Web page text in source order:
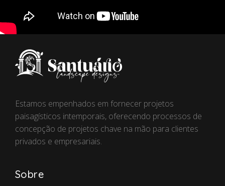
Estamos empenhados em fornecer projetos
paisagísticos intemporais, oferecendo processos de
concepção de projetos chave na mão para clientes
privados e empresariais.
Sobre